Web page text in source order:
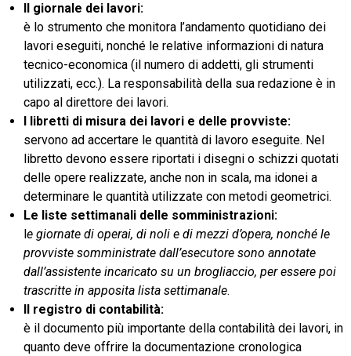
Il giornale dei lavori:
è lo strumento che monitora l’andamento quotidiano dei
lavori eseguiti, nonché le relative informazioni di natura
tecnico-economica (il numero di addetti, gli strumenti
utilizzati, ecc.). La responsabilità della sua redazione è in
capo al direttore dei lavori.
I libretti di misura dei lavori e delle provviste:
servono ad accertare le quantità di lavoro eseguite. Nel
libretto devono essere riportati i disegni o schizzi quotati
delle opere realizzate, anche non in scala, ma idonei a
determinare le quantità utilizzate con metodi geometrici.
Le liste settimanali delle somministrazioni:
e giornate di operai, di noli e di mezzi d’opera, nonché le
provviste somministrate dall’esecutore sono annotate
dall’assistente incaricato su un brogliaccio, per essere poi
trascritte in apposita lista settimanale.
Il registro di contabilità:
è il documento più importante della contabilità dei lavori, in
quanto deve offrire la documentazione cronologica